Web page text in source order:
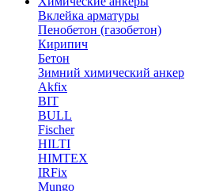
Вклейка арматуры
Пенобетон (газобетон)
Кирипич
Бетон
Зимний химический анкер
Akfix
BIT
BULL
Fischer
HILTI
HIMTEX
IRFix
Mungo